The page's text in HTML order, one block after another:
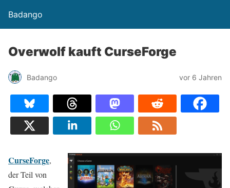
Badango
Overwolf kauft CurseForge
Badango vor 6 Jahren
CurseForge,
der Teil von